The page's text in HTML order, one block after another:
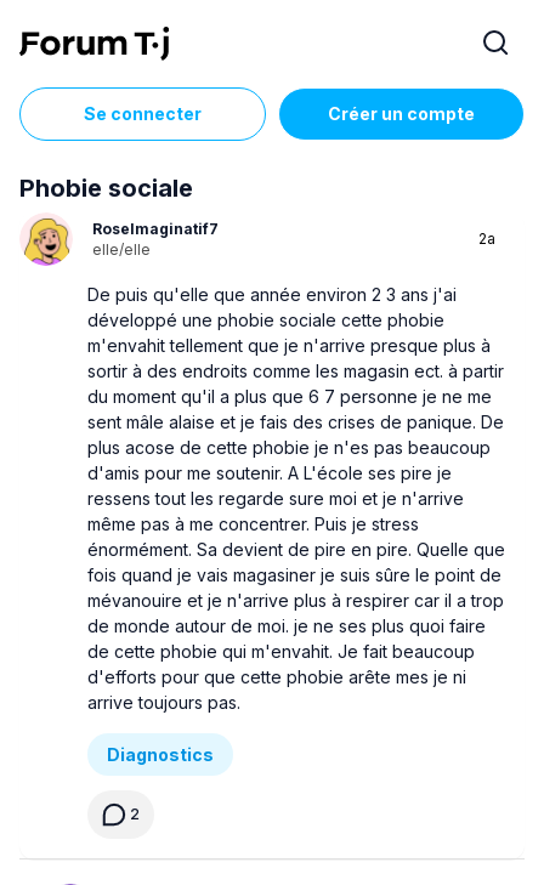
Se connecter Créer un compte
Phobie sociale
RoseImaginatif7
elle/elle
2a
De puis qu'elle que année environ 2 3 ans j'ai
développé une phobie sociale cette phobie
m'envahit tellement que je n'arrive presque plus à
sortir à des endroits comme les magasin ect. à partir
du moment qu'il a plus que 6 7 personne je ne me
sent mâle alaise et je fais des crises de panique. De
plus acose de cette phobie je n'es pas beaucoup
d'amis pour me soutenir. A L'école ses pire je
ressens tout les regarde sure moi et je n'arrive
même pas à me concentrer. Puis je stress
énormément. Sa devient de pire en pire. Quelle que
fois quand je vais magasiner je suis sûre le point de
mévanouire et je n'arrive plus à respirer car il a trop
de monde autour de moi. je ne ses plus quoi faire
de cette phobie qui m'envahit. Je fait beaucoup
d'efforts pour que cette phobie arête mes je ni
arrive toujours pas.
Diagnostics
2